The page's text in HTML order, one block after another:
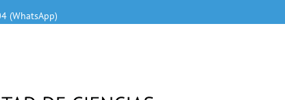
(WhatsApp)